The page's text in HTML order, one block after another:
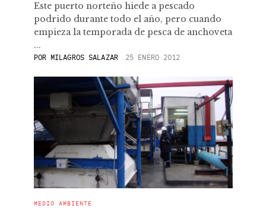
Este puerto norteño hiede a pescado
podrido durante todo el año, pero cuando
empieza la temporada de pesca de anchoveta
...
PORMILAGROS SALAZAR 25 ENERO 2012
MEDIO AMBIENTE